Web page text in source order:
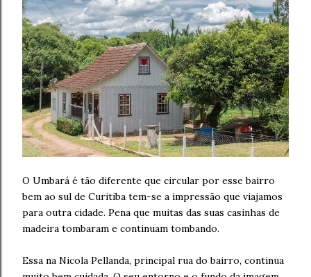
O Umbará é tão diferente que circular por esse bairro
bem ao sul de Curitiba tem-se a impressão que viajamos
para outra cidade. Pena que muitas das suas casinhas de
madeira tombaram e continuam tombando.
Essa na Nicola Pellanda, principal rua do bairro, continua